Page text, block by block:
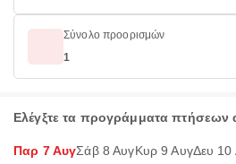
Σύνολο προορισμών
1
Ελέγξτε τα προγράμματα
Παρ 7 ΑυγΣάβ 8 ΑυγΚυρ 9 ΑυγΔευ 10